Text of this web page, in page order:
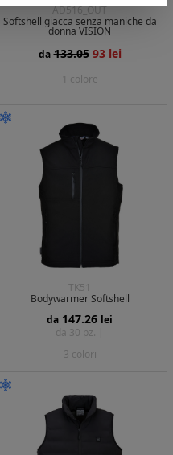
AD516_OUT
Softshell giacca senza maniche da
donna VISION
da 133.05 93 lei
1 colore
TK51
Bodywarmer Softshell
da 147.26 lei
da 30 pz. |
3 colori